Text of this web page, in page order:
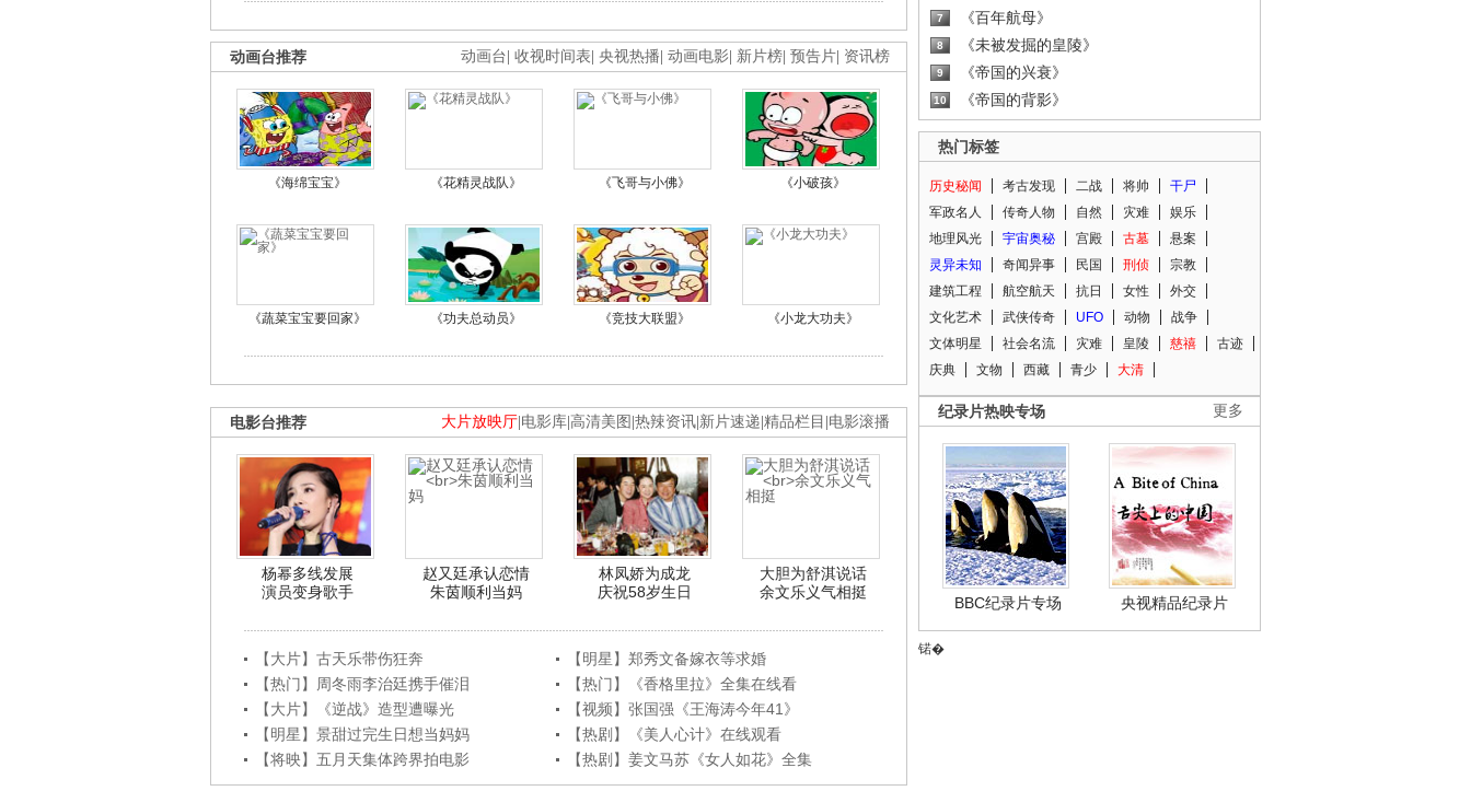
动画台 收视时间表 央视热播 动画电影 新片榜 预告片 资讯榜
动画台推荐
《海绵宝宝》 《花精灵战队》 《飞哥与小佛》 《小破孩》
《蔬菜宝宝要回家》 《功夫总动员》 《竞技大联盟》 《小龙大功夫》
大片放映厅 电影库 高清美图 热辣资讯 新片速递 精品栏目 电影滚播
电影台推荐
杨幂多线发展
演员变身歌手
赵又廷承认恋情
朱茵顺利当妈
林凤娇为成龙
庆祝58岁生日
大胆为舒淇说话
余文乐义气相挺
【大片】古天乐带伤狂奔
【明星】郑秀文备嫁衣等求婚
【热门】周冬雨李治廷携手催泪
【热门】《香格里拉》全集在线看
【大片】《逆战》造型遭曝光
【视频】张国强《王海涛今年41》
【明星】景甜过完生日想当妈妈
【热剧】《美人心计》在线观看
【将映】五月天集体跨界拍电影
【热剧】姜文马苏《女人如花》全集
7 《百年航母》
8 《未被发掘的皇陵》
9 《帝国的兴衰》
10 《帝国的背影》
热门标签
历史秘闻 考古发现 二战 将帅
干尸
军政名人
传奇人物 自然 灾难
娱乐
地理风光
宇宙奥秘 宫殿 古墓
悬案
灵异未知
奇闻异事 民国 刑侦
宗教
建筑工程
航空航天 抗日 女性
外交
文化艺术
武侠传奇 UFO 动物
战争
文体明星
社会名流 灾难 皇陵 慈禧
古迹
庆典
文物 西藏 青少 大清
更多
纪录片热映专场
BBC纪录片专场 央视精品纪录片
锘�